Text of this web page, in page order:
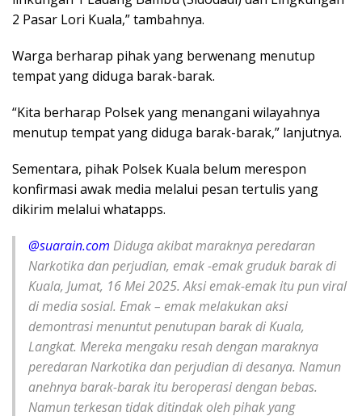
2 Pasar Lori Kuala,” tambahnya.
Warga berharap pihak yang berwenang menutup
tempat yang diduga barak-barak.
“Kita berharap Polsek yang menangani wilayahnya
menutup tempat yang diduga barak-barak,” lanjutnya.
Sementara, pihak Polsek Kuala belum merespon
konfirmasi awak media melalui pesan tertulis yang
dikirim melalui whatapps.
@suarain.com Diduga akibat maraknya peredaran
Narkotika dan perjudian, emak -emak gruduk barak di
Kuala, Jumat, 16 Mei 2025. Aksi emak-emak itu pun viral
di media sosial. Emak – emak melakukan aksi
demontrasi menuntut penutupan barak di Kuala,
Langkat. Mereka mengaku resah dengan maraknya
peredaran Narkotika dan perjudian di desanya. Namun
anehnya barak-barak itu beroperasi dengan bebas.
Namun terkesan tidak ditindak oleh pihak yang